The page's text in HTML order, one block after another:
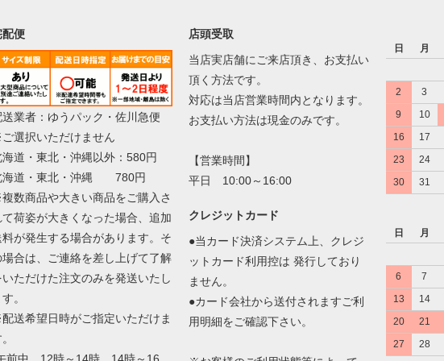
配便
送業者：ゆうパック・佐川急便
選択いただけません
海道・東北・沖縄以外：580円
海道・東北・沖縄 780円
数商品や大きい商品をご購入さ
て荷姿が大きくなった場合、追加
料が発生する場合があります。そ
場合は、ご連絡を差し上げて了解
いただけた注文のみを発送いたし
。
送希望日時がご指定いただけま
前中、12時～14時、14時～16
店頭受取
当店実店舗にご来店頂き、お支払い
頂く方法です。
対応は当店営業時間内となります。
お支払い方法は現金のみです。
【営業時間】
平日 10:00～16:00
クレジットカード
●当カード決済システム上、クレジ
ットカード利用控は 発行しており
ません。
●カード会社から送付されますご利
用明細をご確認下さい。
日
月
2
3
9
10
16
17
23
24
30
31
日
月
6
7
13
14
20
21
27
28